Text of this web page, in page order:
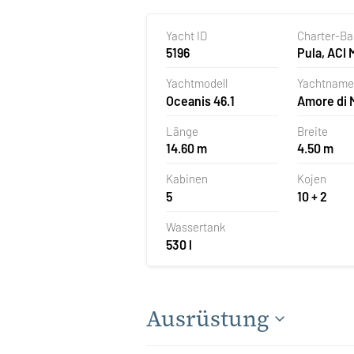
Yacht ID
5196
Charter-
Pula, ACI
Yachtmodell
Oceanis 46.1
Yachtname
Amore di
Länge
14.60 m
Breite
4.50 m
Kabinen
5
Kojen
10 + 2
Wassertank
530 l
Ausrüstung